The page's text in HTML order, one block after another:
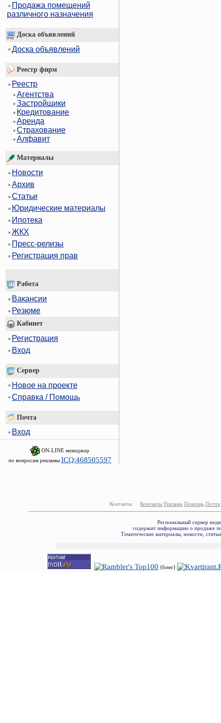
Продажа помещений
различного назначения
Доска объявлений
Доска объявлений
Реестр фирм
Реестр
Агентства
Застройщики
Кредитование
Аренда
Страхование
Алфавит
Материалы
Новости
Архив
Статьи
Юридические материалы
Ипотека
ЖКХ
Пресс-релизы
Регистрация прав
Работа
Вакансии
Резюме
Кабинет
Регистрация
Вход
Сервер
Новое на проекте
Справка / Помощь
Почта
Вход
ON-LINE менеджер
по вопросам рекламы ICQ:468505597
Контакты: Контакты Реклама Помощь Почта
Региональный сервер
содержит информацию о продаже
Тематические материалы, новости,
{foter}